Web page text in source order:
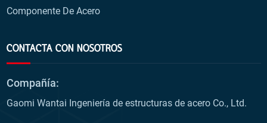
Componente De Acero
CONTACTA CON NOSOTROS
Compañía:
Gaomi Wantai Ingeniería de estructuras de acero Co., Ltd.